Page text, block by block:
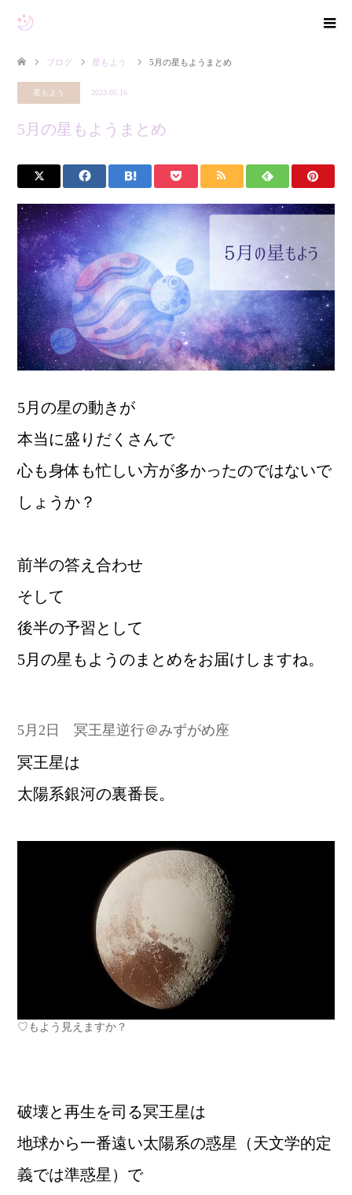
ブログ 星もよう 5月の星もようまとめ
星もよう 2023.05.16
5月の星もようまとめ
5月の星の動きが
本当に盛りだくさんで
心も身体も忙しい方が多かったのではないで
しょうか？
前半の答え合わせ
そして
後半の予習として
5月の星もようのまとめをお届けしますね。
5月2日 冥王星逆行＠みずがめ座
冥王星は
太陽系銀河の裏番長。
♡もよう見えますか？
破壊と再生を司る冥王星は
地球から一番遠い太陽系の惑星（天文学的定
義では準惑星）で